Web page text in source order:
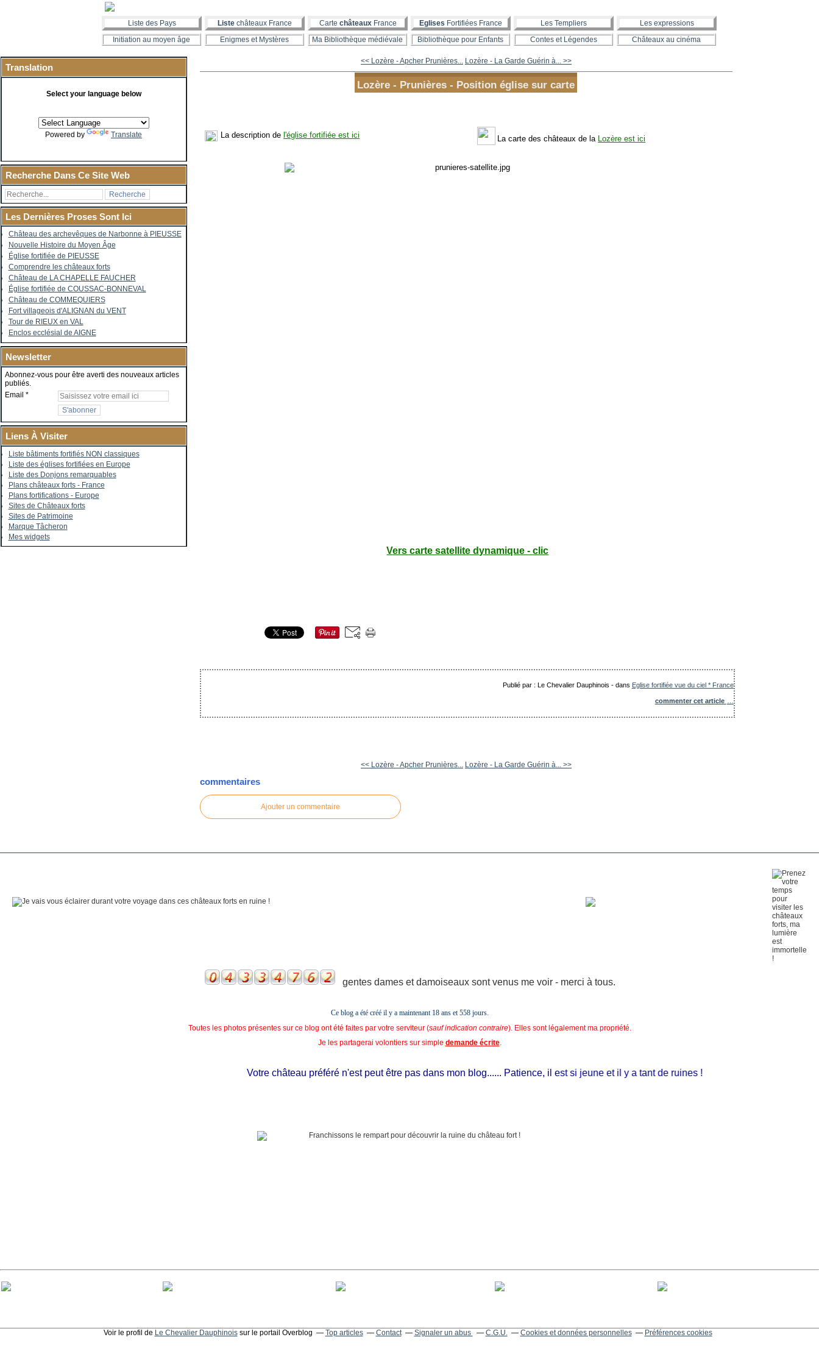
Liste des Pays Liste châteaux France Carte châteauxFrance Eglises Fortifiées France Les Templiers
Les expressions
Initiation au moyen âge
Enigmes et Mystères Ma Bibliothèque médiévale Bibliothèque pour Enfants Contes et Légendes Châteaux au cinéma
Translation
Select your language below
Powered by Translate
Recherche Dans Ce Site Web
Les Dernières Proses Sont Ici
Château des archevêques de Narbonne à PIEUSSE
Nouvelle Histoire du Moyen Âge
Église fortifiée de PIEUSSE
Comprendre les châteaux forts
Château de LA CHAPELLE FAUCHER
Église fortifiée de COUSSAC-BONNEVAL
Château de COMMEQUIERS
Fort villageois d'ALIGNAN du VENT
Tour de RIEUX en VAL
Enclos ecclésial de AIGNE
Newsletter
Abonnez-vous pour être averti des nouveaux articles
publiés.
Email
Liens À Visiter
Liste bâtiments fortifiés NON classiques
Liste des églises fortifiées en Europe
Liste des Donjons remarquables
Plans châteaux forts - France
Plans fortifications - Europe
Sites de Châteaux forts
Sites de Patrimoine
Marque Tâcheron
Mes widgets
<< Lozère - Apcher Prunières... Lozère - La Garde Guérin à... >>
Lozère - Prunières - Position église sur carte
La description de l'église fortifiée est ici La carte des châteaux de la Lozère est ici
Vers carte satellite dynamique - clic
Publié par : Le Chevalier Dauphinois -dans Eglise fortifiée vue du ciel * France
commenter cet article
<< Lozère - Apcher Prunières... Lozère - La Garde Guérin à... >>
commentaires
Ajouter un commentaire
gentes dames et damoiseaux sont venus me voir - merci à tous.
Ce blog a été créé il y a maintenant 18 ans et 558 jours.
Toutes les photos présentes sur ce blog ont été faites par votre serviteur (sauf indication contraire). Elles sont légalement ma propriété.
Je les partagerai volontiers sur simple demande écrite.
Votre château préféré n'est peut être pas dans mon blog...... Patience, il est si jeune et il y a tant de ruines !
Voir le profil de Le Chevalier Dauphinoissur le portail Overblog Top articles Contact Signaler un abus C.G.U. Cookies et données personnelles Préférences cookies